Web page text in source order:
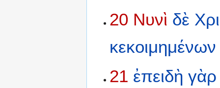
20 Νυνὶ δὲ
κεκοιμημένων
21 ἐπειδὴ γὰρ